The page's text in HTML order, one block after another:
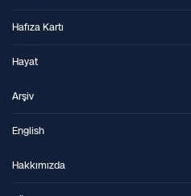
Hafıza Kartı
Hayat
Arşiv
English
Hakkımızda